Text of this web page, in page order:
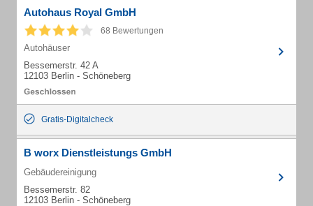
Autohaus Royal GmbH
68 Bewertungen
Autohäuser
Bessemerstr. 42 A
12103 Berlin - Schöneberg
Gratis-Digitalcheck
B worx Dienstleistungs GmbH
Gebäudereinigung
Bessemerstr. 82
12103 Berlin - Schöneberg